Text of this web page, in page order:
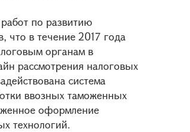
по развитию
что в течение 2017 года
органам в
рассмотрения налоговых
система
ввозных таможенных
оформление
технологий.